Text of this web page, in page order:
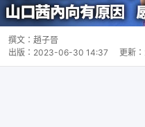
撰文： 趙子晉
出版： 2023-06-30 14:37 更新：